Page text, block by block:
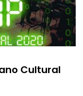
Cultural